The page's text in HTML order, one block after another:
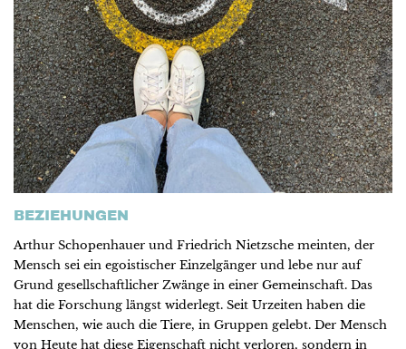
BEZIEHUNGEN
Arthur Schopenhauer und Friedrich Nietzsche meinten, der
Mensch sei ein egoistischer Einzelgänger und lebe nur auf
Grund gesellschaftlicher Zwänge in einer Gemeinschaft. Das
hat die Forschung längst widerlegt. Seit Urzeiten haben die
Menschen, wie auch die Tiere, in Gruppen gelebt. Der Mensch
von Heute hat diese Eigenschaft nicht verloren, sondern in